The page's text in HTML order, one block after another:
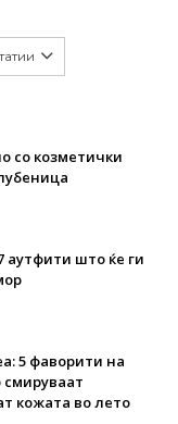
со козметички
аутфити што ќе ги
5 фаворити на
кожата во лето